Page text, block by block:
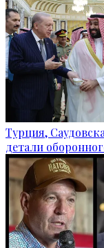
Турция,
детали